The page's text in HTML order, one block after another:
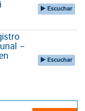
Escuchar
–
Escuchar